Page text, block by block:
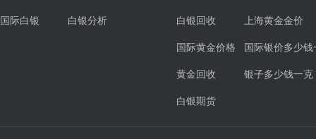
国际白银 白银分析 白银回收 上海黄金金价
国际黄金价格 国际银价多少钱
黄金回收 银子多少钱一克
白银期货